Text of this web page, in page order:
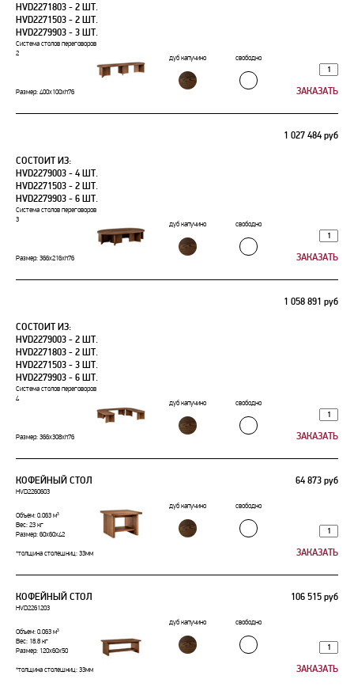
HVD2271803 - 2 ШТ.
HVD2271503 - 2 ШТ.
HVD2279903 - 3 ШТ.
Система столов переговоров
2
дуб капучино свободно
Размер: 400х100xh76
СОСТОИТ ИЗ:
HVD2279003 - 4 ШТ.
HVD2271503 - 2 ШТ.
HVD2279903 - 6 ШТ.
1 027 484 руб
Система столов переговоров
3
дуб капучино свободно
Размер: 366х216xh76
СОСТОИТ ИЗ:
HVD2279003 - 2 ШТ.
HVD2271803 - 2 ШТ.
HVD2271503 - 3 ШТ.
HVD2279903 - 6 ШТ.
1 058 891 руб
Система столов переговоров
4
дуб капучино свободно
Размер: 366х308xh76
КОФЕЙНЫЙ СТОЛ 64 873 руб
HVD2260603
дуб капучино
свободно
Объем: 0.063 м³
Вес: 23 кг
Размер: 60x60x42
*толщина столешниц: 33мм
КОФЕЙНЫЙ СТОЛ 106 515 руб
HVD2261203
дуб капучино
свободно
Объем: 0.063 м³
Вес: 18.8 кг
Размер: 120x60x50
*толщина столешниц: 33мм